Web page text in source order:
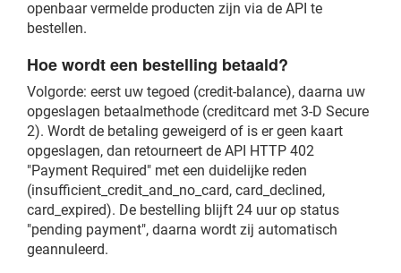
openbaar vermelde producten zijn via de API te
bestellen.
Hoe wordt een bestelling betaald?
Volgorde: eerst uw tegoed (credit-balance), daarna uw
opgeslagen betaalmethode (creditcard met 3-D Secure
2). Wordt de betaling geweigerd of is er geen kaart
opgeslagen, dan retourneert de API HTTP 402
"Payment Required" met een duidelijke reden
(insufficient_credit_and_no_card, card_declined,
card_expired). De bestelling blijft 24 uur op status
"pending payment", daarna wordt zij automatisch
geannuleerd.